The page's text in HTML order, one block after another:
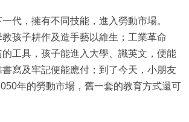
代，擁有不同技能，進入勞動市場。
教孩子耕作及造手藝以維生；工業革命
工具，孩子能進入大學、識英文，便能
寫及牢記便能應付；到了今天，小朋友
年的勞動市場，舊一套的教育方式還可